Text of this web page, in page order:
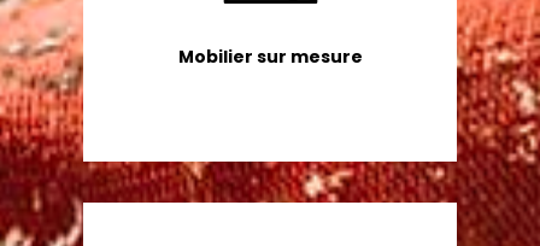
Mobilier sur mesure